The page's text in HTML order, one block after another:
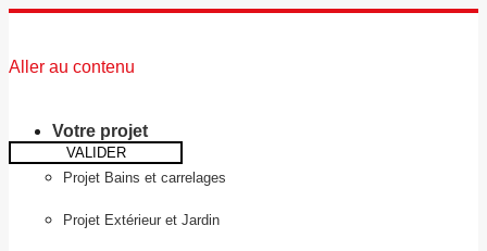
Aller au contenu
Votre projet
Projet Bains et carrelages
Projet Extérieur et Jardin
VALIDER